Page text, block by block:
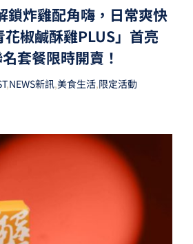
鎖炸雞配角嗨，日常爽快
椒鹹酥雞PLUS」首亮
套餐限時開賣！
,NEWS新訊,美食生活,限定活動